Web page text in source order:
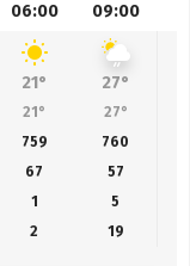
06:00 09:00
21° 27°
21° 27°
759 760
67 57
1
5
2 19